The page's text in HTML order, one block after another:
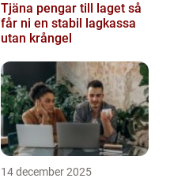
Tjäna pengar till laget så
får ni en stabil lagkassa
utan krångel
14 december 2025